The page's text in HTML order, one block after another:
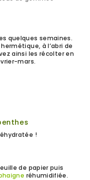
quelques semaines.
à l’abri de
ainsi les récolter en
mars.
!
de papier puis
réhumidifiée.